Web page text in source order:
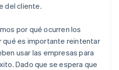
y automatización
nuevas tecnologías y
sistema ágil
del cliente.
por qué ocurren los
qué es importante reintentar
usar las empresas para
Dado que se espera que